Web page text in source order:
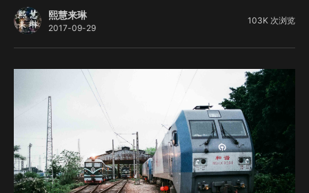
熙慧来琳
2017-09-29
103K 次浏览